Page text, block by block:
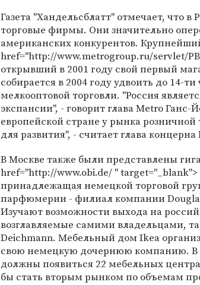
Газета "Хандельсблатт" отмечает, что
торговые фирмы. Они значительно
американских конкурентов.
href="http://www.metrogroup.ru/servlet/
открывший в 2001 году свой первый
собирается в 2004 году удвоить до 14-
мелкооптовой торговли. "Россия
экспансии", - говорит глава Metro
европейской стране у рынка розничной
для развития", - считает глава
В Москве также были представлены
href="http://www.obi.de/ " target="_blank">
принадлежащая немецкой торговой
парфюмерии - филиал компании
Изучают возможности выхода на
возглавляемые самими владельцами,
Deichmann. Мебельный дом Ikea
свою немецкую дочернюю компанию. В
должны появиться 22 мебельных
бы стать вторым рынком по объемам